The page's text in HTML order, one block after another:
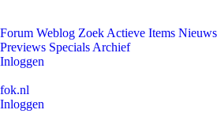
Forum Weblog Zoek Actieve Items Nieuws
Previews Specials Archief
Inloggen
fok.nl
Inloggen